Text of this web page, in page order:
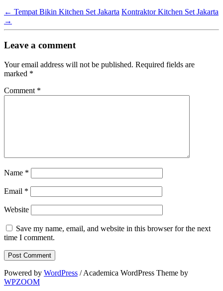
← Tempat Bikin Kitchen Set Jakarta Kontraktor Kitchen Set Jakarta
→
Leave a comment
Your email address will not be published. Required fields are
marked *
Comment *
Name *
Email *
Website
Save my name, email, and website in this browser for the next
time I comment.
Powered by WordPress / Academica WordPress Theme by
WPZOOM